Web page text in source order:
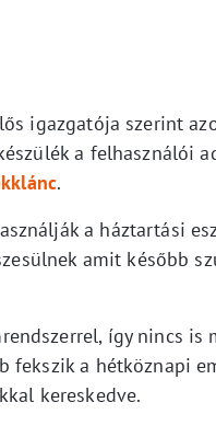
igazgatója szerint
a felhasználói
.
a háztartási
amit később
így nincs is
a hétköznapi
kereskedve.